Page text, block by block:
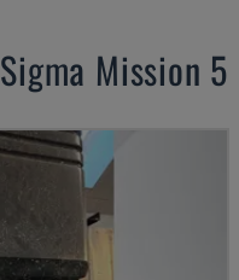
Sigma Mission 5